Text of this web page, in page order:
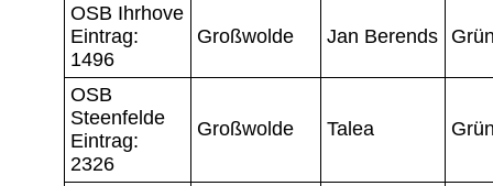
OSB Ihrhove
Eintrag:
1496
Großwolde Jan Berends
OSB
Steenfelde
Eintrag:
2326
Großwolde Talea